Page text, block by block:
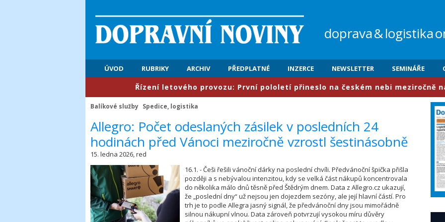
doprava&logistika
ÚVOD RUBRIKY ARCHIV PŘEDPLATNÉ INZERCE NEWSLETTER SEMINÁŘE
​Řízení letového provozu: První pololetí přineslo na českém nebi meziročně nárůst
Balíkové služby Spedice, logistika
​Allegro: Počet odeslaných zásilek v posledních 24
hodinách před Vánoci meziročně vzrostl šestinásobně
15. ledna 2026, red
16.1. - Češi řešili vánoční dárky na poslední chvíli. Předvánoční špička přišla
později a s nebývalou intenzitou, kdy se velká část nákupů koncentrovala
do několika málo dnů těsně před Štědrým dnem. Data z Allegro.cz ukazují,
že „poslední dny“ už nejsou jen dojezdem sezóny, ale její hlavní částí. Pro
trh je to podle Allegra jasný signál, že předvánoční dny jsou mimořádně
silnou nákupní vlnou. Data zároveň potvrzují vysokou míru důvěry